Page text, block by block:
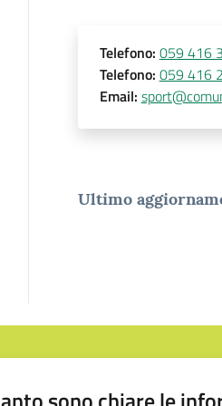
Telefono: 059 416
Telefono: 059 416
Email:
Ultimo